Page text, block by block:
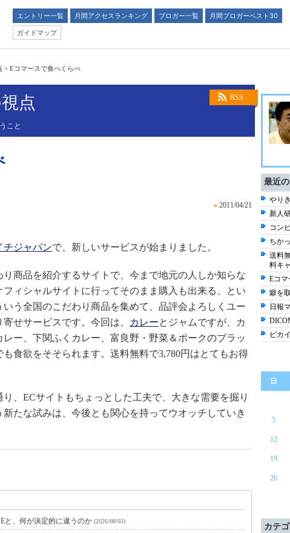
エントリー一覧 月間アクセスランキング ブロガー一覧
月間ブロガーベスト30
ガイドマップ
> Eコマースで食べくらべ
RSS
点
こと
» 2011/04/21
チジャパンで、新しいサービスが始まりました。
商品を紹介するサイトで、今まで地元の人しか知らな
ィシャルサイトに行ってそのまま購入も出来る、とい
う全国のこだわり商品を集めて、品評会よろしくユー
せサービスです。今回は、
カレーとジャムですが、カ
ー、下関ふくカレー、富良野・野菜＆ポークのブラッ
食欲をそそられます。送料無料で3,780円はとてもお得
、ECサイトもちょっとした工夫で、大きな需要を掘り
たな試みは、今後とも関心を持ってウオッチしていき
と、何が決定的に違うのか (2026/08/03)
最近
やり
新人
コン
ちか
送料
料キ
Eコ
癖を
日報
ピカ
日
5
12
19
26
カテ